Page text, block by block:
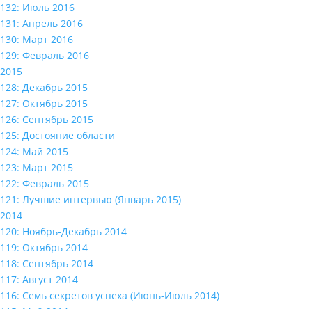
132: Июль 2016
131: Апрель 2016
130: Март 2016
129: Февраль 2016
2015
128: Декабрь 2015
127: Октябрь 2015
126: Сентябрь 2015
125: Достояние области
124: Май 2015
123: Март 2015
122: Февраль 2015
121: Лучшие интервью (Январь 2015)
2014
120: Ноябрь-Декабрь 2014
119: Октябрь 2014
118: Сентябрь 2014
117: Август 2014
116: Семь секретов успеха (Июнь-Июль 2014)